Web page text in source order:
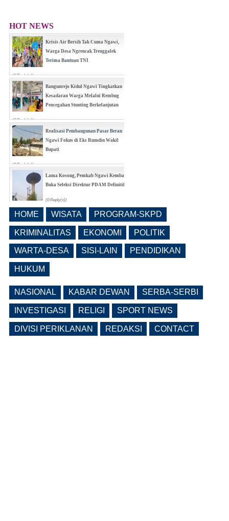
HOT NEWS
Krisis Air Bersih Tak Cuma Ngawi,
Warga Desa Ngrencak Trenggalek
Terima Bantuan TNI
(0 Reply(s))
Bangunrejo Kidul Ngawi Tingkatkan
Kesadaran Warga Melalui Rembug
Pencegahan Stunting Berkelanjutan
(0 Reply(s))
Realisasi Pembangunan Pasar Beran
Ngawi Fokus di Eks Rumdin Wakil
Bupati
(0 Reply(s))
Lama Kosong, Pemkab Ngawi Kembali
Buka Seleksi Direktur PDAM Definitif
(0 Reply(s))
Ruang, Pelanggaran Berpotensi
Dikenai Denda dan Pembatasan
Fasilitas
(0 Reply(s))
HOME WISATA PROGRAM-SKPD
KRIMINALITAS EKONOMI POLITIK
WARTA-DESA SISI-LAIN PENDIDIKAN
HUKUM
NASIONAL KABAR DEWAN SERBA-SERBI
INVESTIGASI RELIGI SPORT NEWS
DIVISI PERIKLANAN REDAKSI CONTACT